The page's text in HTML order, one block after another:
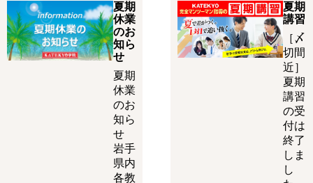
夏期
休業
のお
知ら
せ
夏期
休業
のお
知ら
せ
岩手
県内
各教
夏期
講習
［〆
切間
近］
夏期
講習
の受
付は
終了
しま
し